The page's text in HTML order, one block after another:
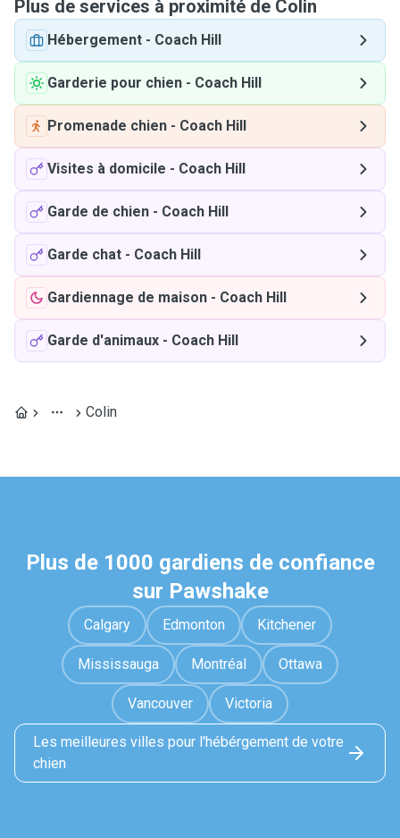
Plus de services à proximité de Colin
Hébergement - Coach Hill
Garderie pour chien - Coach Hill
Promenade chien - Coach Hill
Visites à domicile - Coach Hill
Garde de chien - Coach Hill
Garde chat - Coach Hill
Gardiennage de maison - Coach Hill
Garde d'animaux - Coach Hill
Colin
Plus de 1000 gardiens de confiance
sur Pawshake
Calgary Edmonton Kitchener
Mississauga Montréal Ottawa
Vancouver Victoria
Les meilleures villes pour l'hébérgement de votre
chien